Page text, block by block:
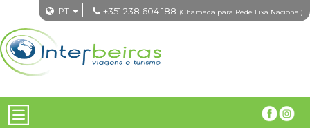
PT +351 238 604 188 (Chamada para Rede Fixa Nacional)